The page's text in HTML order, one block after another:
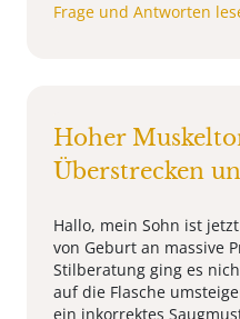
Frage und Antworten
Hoher
Überstrecken
Hallo, mein Sohn ist
von Geburt an massive
Stilberatung ging es
auf die Flasche
ein inkorrektes